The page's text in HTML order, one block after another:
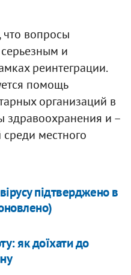
вопросы
и
реинтеграции.
помощь
организаций в
здравоохранения и –
местного
підтверджено в
як доїхати до